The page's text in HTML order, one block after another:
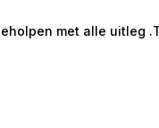
met alle uitleg